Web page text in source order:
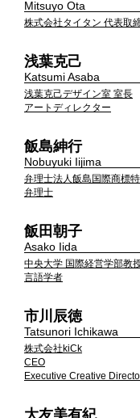
Mitsuyo Ota
株式会社タイタン 代表取
浅葉克己
Katsumi Asaba
浅葉克己デザイン室 室長
アートディレクター
飯島紳行
Nobuyuki Iijima
弁理士法人飯島国際商標
弁理士
飯田朝子
Asako Iida
中央大学 国際経営学部教
言語学者
市川辰徳
Tatsunori Ichikawa
株式会社kiCk
CEO
Executive Creative
大友美有紀